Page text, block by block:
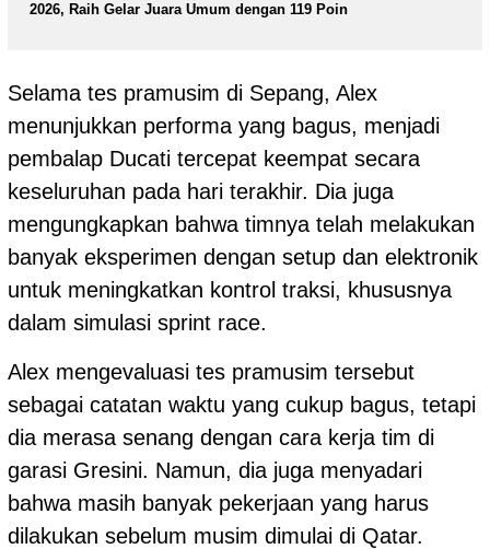
2026, Raih Gelar Juara Umum dengan 119 Poin
Selama tes pramusim di Sepang, Alex
menunjukkan performa yang bagus, menjadi
pembalap Ducati tercepat keempat secara
keseluruhan pada hari terakhir. Dia juga
mengungkapkan bahwa timnya telah melakukan
banyak eksperimen dengan setup dan elektronik
untuk meningkatkan kontrol traksi, khususnya
dalam simulasi sprint race.
Alex mengevaluasi tes pramusim tersebut
sebagai catatan waktu yang cukup bagus, tetapi
dia merasa senang dengan cara kerja tim di
garasi Gresini. Namun, dia juga menyadari
bahwa masih banyak pekerjaan yang harus
dilakukan sebelum musim dimulai di Qatar.